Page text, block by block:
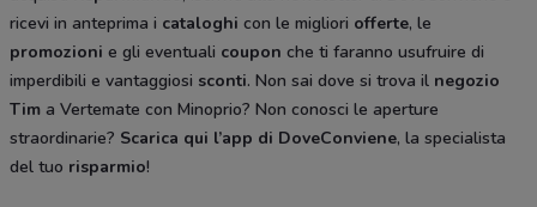
ricevi in anteprima i cataloghi con le migliori offerte, le
promozioni e gli eventuali coupon che ti faranno usufruire di
imperdibili e vantaggiosi sconti. Non sai dove si trova il negozio
Tim a Vertemate con Minoprio? Non conosci le aperture
straordinarie? Scarica qui l’app di DoveConviene, la specialista
del tuo risparmio!